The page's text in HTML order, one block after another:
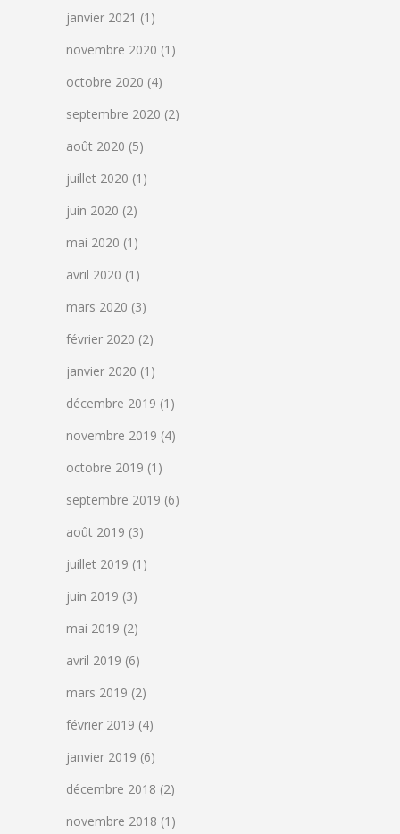
janvier 2021 (1)
novembre 2020 (1)
octobre 2020 (4)
septembre 2020 (2)
août 2020 (5)
juillet 2020 (1)
juin 2020 (2)
mai 2020 (1)
avril 2020 (1)
mars 2020 (3)
février 2020 (2)
janvier 2020 (1)
décembre 2019 (1)
novembre 2019 (4)
octobre 2019 (1)
septembre 2019 (6)
août 2019 (3)
juillet 2019 (1)
juin 2019 (3)
mai 2019 (2)
avril 2019 (6)
mars 2019 (2)
février 2019 (4)
janvier 2019 (6)
décembre 2018 (2)
novembre 2018 (1)